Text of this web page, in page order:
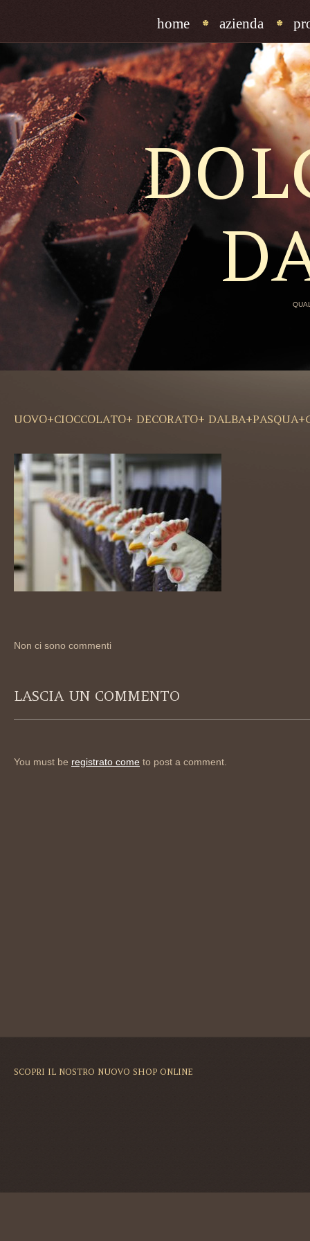
home azienda
UOVO+CIOCCOLATO+ DECORATO+
Non ci sono commenti
LASCIA UN COMMENTO
You must be registrato come to post a comment.
SCOPRI IL NOSTRO NUOVO SHOP ONLINE